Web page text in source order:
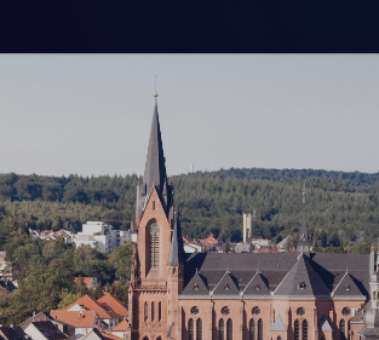
Kommunen
als eineMin. Lesezeit